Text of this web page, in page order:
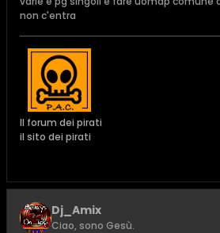
non c'entra
Il forum dei pirati
il sito dei pirati
Dj_Amix
Ciao, sono Gesù.